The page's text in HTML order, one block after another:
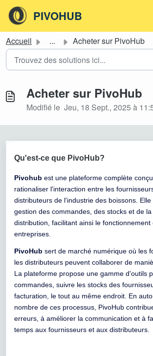
Passer au contenu principal
PIVOHUB
Accueil ... Acheter sur PivoHub
Acheter sur PivoHub
Modifié le Jeu, 18 Sept., 2025 à
Qu'est-ce que PivoHub?
Pivohub est une plateforme complète
rationaliser l'interaction entre les
distributeurs de l'industrie des boissons. Elle
gestion des commandes, des stocks et de
distribution, facilitant ainsi le fonctionnement
entreprises.
PivoHub sert de marché numérique où les
les distributeurs peuvent collaborer de
La plateforme propose une gamme d'outils
commandes, suivre les stocks des
facturation, le tout au même endroit. En
nombre de ces processus, PivoHub
erreurs, à améliorer la communication et à
temps aux fournisseurs et aux distributeurs.